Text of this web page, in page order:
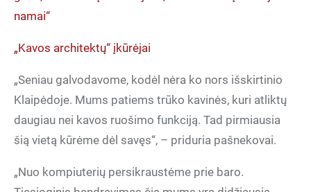
namai“
„Kavos architektų“ įkūrėjai
„Seniau galvodavome, kodėl nėra ko nors išskirtinio
Klaipėdoje. Mums patiems trūko kavinės, kuri atliktų
daugiau nei kavos ruošimo funkciją. Tad pirmiausia
šią vietą kūrėme dėl savęs“, – priduria pašnekovai.
„Nuo kompiuterių persikraustėme prie baro.